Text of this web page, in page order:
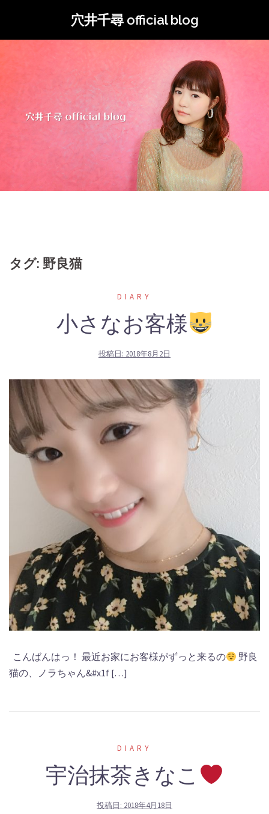
テ
穴井千尋 official blog
タグ: 野良猫
DIARY
小さなお客様
投稿日: 2018年8月2日
こんばんはっ！ 最近お家にお客様がずっと来るの
野良
猫の、ノラちゃん&#x1f […]
DIARY
宇治抹茶きなこ
投稿日: 2018年4月18日